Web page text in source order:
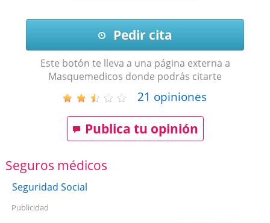
Pedir cita
Este botón te lleva a una página externa a
Masquemedicos donde podrás citarte
21 opiniones
Publica tu opinión
Seguros médicos
Seguridad Social
Publicidad